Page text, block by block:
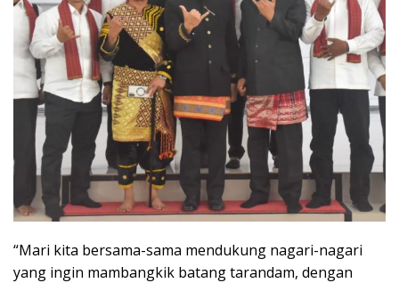
“Mari kita bersama-sama mendukung nagari-nagari
yang ingin mambangkik batang tarandam, dengan